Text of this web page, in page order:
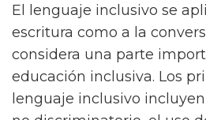
El lenguaje inclusivo se
escritura como a la
considera una parte
educación inclusiva. Los
lenguaje inclusivo